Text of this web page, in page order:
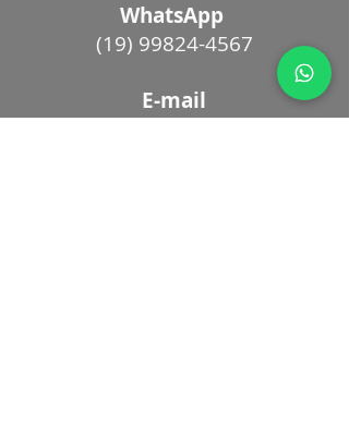
WhatsApp
(19) 99824-4567
E-mail